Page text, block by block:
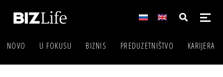
NOVO U FOKUSU BIZNIS PREDUZETNIŠTVO KARIJERA